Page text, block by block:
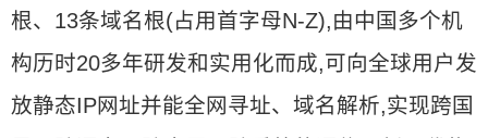
根、13条域名根(占用首字母N-Z),由中国多个机
构历时20多年研发和实用化而成,可向全球用户发
放静态IP网址并能全网寻址、域名解析,实现跨国